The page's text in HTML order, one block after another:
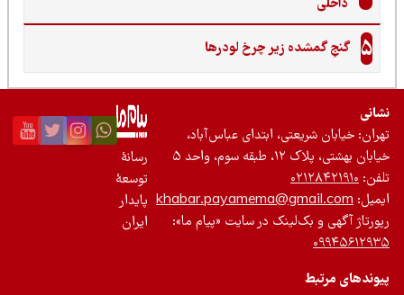
داخلی
گنجِ گمشده زیر چرخ لودرها
خیابان شریعتی، ابتدای عباس‌آباد،
بهشتی، پلاک ۱۲، طبقه سوم، واحد ۵
۰۲۱۲۸۴۲۱۹۱۰
khabar.payamema@gmail.com
آگهی و بک‌لینک در سایت «پیام ما»:
مرتبط
رسانۀ
توسعۀ
پایدار
ایران